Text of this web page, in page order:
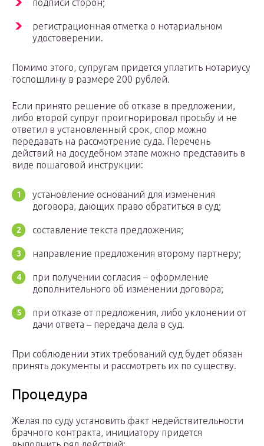
подписи сторон;
регистрационная отметка о нотариальном
удостоверении.
Помимо этого, супругам придется уплатить нотариусу
госпошлину в размере 200 рублей.
Если принято решение об отказе в предложении,
либо второй супруг проигнорировал просьбу и не
ответил в установленный срок, спор можно
передавать на рассмотрение суда. Перечень
действий на досудебном этапе можно представить в
виде пошаговой инструкции:
установление оснований для изменения
договора, дающих право обратиться в суд;
составление текста предложения;
направление предложения второму партнеру;
при получении согласия – оформление
дополнительного об изменении договора;
при отказе от предложения, либо уклонении от
дачи ответа – передача дела в суд.
При соблюдении этих требований суд будет обязан
принять документы и рассмотреть их по существу.
Процедура
Желая по суду установить факт недействительности
брачного контракта, инициатору придется